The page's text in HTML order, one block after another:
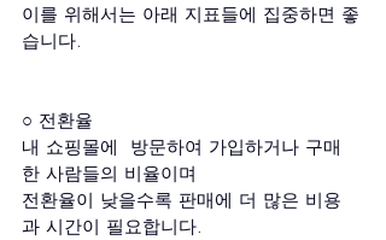
이를 위해서는 아래 지표들에 집중하면 좋
습니다.
○ 전환율
내 쇼핑몰에  방문하여 가입하거나 구매
한 사람들의 비율이며
전환율이 낮을수록 판매에 더 많은 비용
과 시간이 필요합니다.